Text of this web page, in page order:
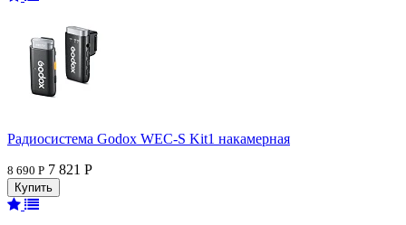
Радиосистема Godox WEC-S Kit1 накамерная
8 690 Р 7 821 Р